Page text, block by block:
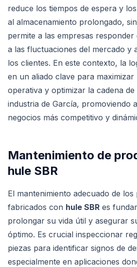
reduce los tiempos de espera y
al almacenamiento prolongado,
permite a las empresas responder
a las fluctuaciones del mercado y
los clientes. En este contexto, la
en un aliado clave para maximizar
operativa y optimizar la cadena
industria de García, promoviendo
negocios más competitivo y
Mantenimiento de
hule SBR
El mantenimiento adecuado de
fabricados con hule SBR es
prolongar su vida útil y asegurar
óptimo. Es crucial inspeccionar
piezas para identificar signos de
especialmente en aplicaciones